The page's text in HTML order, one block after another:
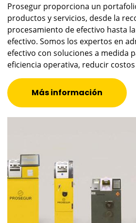
Prosegur proporciona un
productos y servicios, desde la
procesamiento de efectivo hasta
efectivo. Somos los expertos en
efectivo con soluciones a medida
eficiencia operativa, reducir
Más información